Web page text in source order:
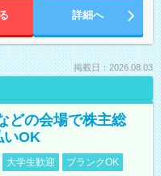
詳細へ
掲載日：2026.08.03
どの会場で株主総
いOK
大学生歓迎 ブランクOK